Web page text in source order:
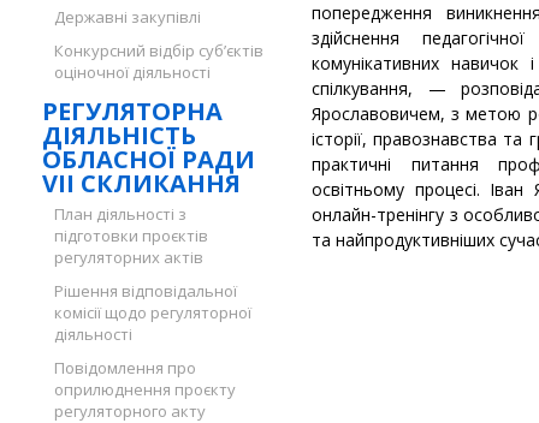
Державні закупівлі
Конкурсний відбір суб’єктів
оціночної діяльності
РЕГУЛЯТОРНА
ДІЯЛЬНІСТЬ
ОБЛАСНОЇ РАДИ
VII СКЛИКАННЯ
План діяльності з
підготовки проєктів
регуляторних актів
Рішення відповідальної
комісії щодо регуляторної
діяльності
Повідомлення про
оприлюднення проєкту
регуляторного акту
попередження
здійснення
комунікативних навичок
спілкування, —
Ярославовичем, з метою
історії, правознавства та
практичні питання
освітньому процесі.
онлайн-тренінгу з
та найпродуктивніших